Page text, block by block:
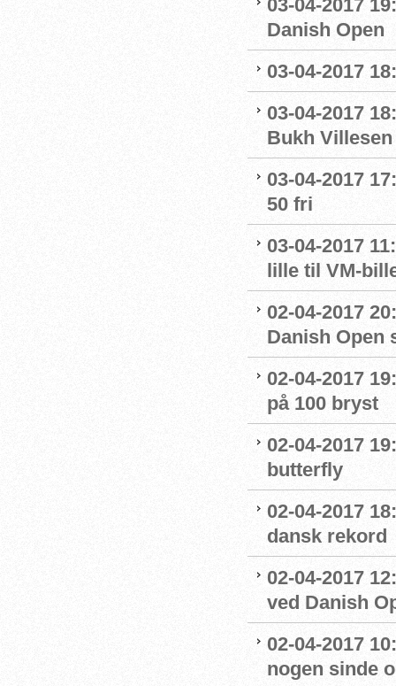
03-04-2017
Danish Open
03-04-2017
03-04-2017
Bukh Villesen
03-04-2017
50 fri
03-04-2017
lille til VM-
02-04-2017
Danish Open
02-04-2017
på 100 bryst
02-04-2017
butterfly
02-04-2017
dansk rekord
02-04-2017
ved Danish
02-04-2017
nogen sinde